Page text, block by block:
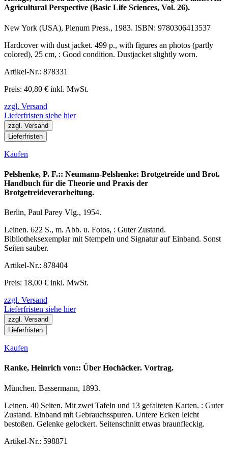
Agricultural Perspective (Basic Life Sciences, Vol. 26).
New York (USA), Plenum Press., 1983. ISBN: 9780306413537
Hardcover with dust jacket. 499 p., with figures an photos (partly
colored), 25 cm, : Good condition. Dustjacket slightly worn.
Artikel-Nr.: 878331
Preis: 40,80 € inkl. MwSt.
zzgl. Versand
Lieferfristen siehe hier
zzgl. Versand
Lieferfristen
Kaufen
Pelshenke, P. F.:: Neumann-Pelshenke: Brotgetreide und Brot.
Handbuch für die Theorie und Praxis der
Brotgetreideverarbeitung.
Berlin, Paul Parey Vlg., 1954.
Leinen. 622 S., m. Abb. u. Fotos, : Guter Zustand.
Bibliotheksexemplar mit Stempeln und Signatur auf Einband. Sonst
Seiten sauber.
Artikel-Nr.: 878404
Preis: 18,00 € inkl. MwSt.
zzgl. Versand
Lieferfristen siehe hier
zzgl. Versand
Lieferfristen
Kaufen
Ranke, Heinrich von:: Über Hochäcker. Vortrag.
München. Bassermann, 1893.
Leinen. 40 Seiten. Mit zwei Tafeln und 13 gefalteten Karten. : Guter
Zustand. Einband mit Gebrauchsspuren. Untere Ecken leicht
bestoßen. Gelenke gelockert. Seitenschnitt etwas braunfleckig.
Artikel-Nr.: 598871